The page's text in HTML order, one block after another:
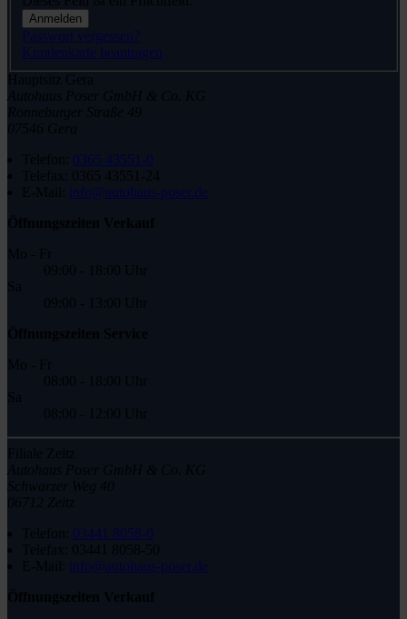
Anmelden
Passwort vergessen?
Kundenkarte beantragen
Hauptsitz Gera
Autohaus Poser GmbH & Co. KG
Ronneburger Straße 49
07546 Gera
Telefon:
0365 43551-0
Telefax:
0365 43551-24
E-Mail:
info@autohaus-poser.de
Öffnungszeiten Verkauf
Mo - Fr
09:00 - 18:00 Uhr
Sa
09:00 - 13:00 Uhr
Öffnungszeiten Service
Mo - Fr
08:00 - 18:00 Uhr
Sa
08:00 - 12:00 Uhr
Filiale Zeitz
Autohaus Poser GmbH & Co. KG
Schwarzer Weg 40
06712 Zeitz
Telefon:
03441 8058-0
Telefax:
03441 8058-50
E-Mail:
info@autohaus-poser.de
Öffnungszeiten Verkauf